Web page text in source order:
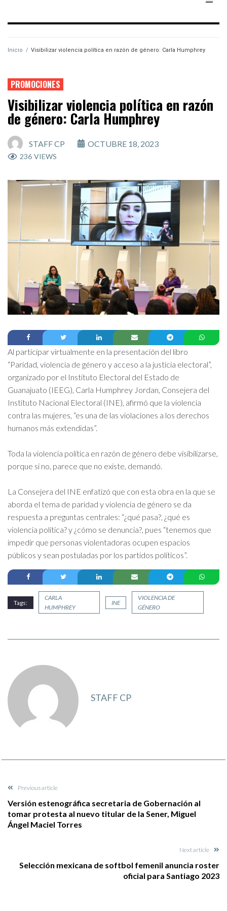
Inicio / Visibilizar violencia política en razón de género: Carla Humphrey
PROMOCIONES
Visibilizar violencia política en razón
de género: Carla Humphrey
STAFF CP OCTUBRE 18, 2023
236 VIEWS
Al participar virtualmente en la presentación del libro
“Paridad, violencia de género y acceso a la justicia electoral”,
organizado por el Instituto Electoral del Estado de
Guanajuato (IEEG), Carla Humphrey Jordan, Consejera del
Instituto Nacional Electoral (INE), afirmó que la violencia
contra las mujeres, “es una de las violaciones a los derechos
humanos más extendidas”.
Toda la violencia política en razón de género debe visibilizarse,
porque si no, parece que no existe, demandó.
La Consejera del INE enfatizó que con esta obra en la que se
aborda el tema de paridad y violencia de género se da
respuesta a preguntas centrales: “¿qué pasa?, ¿qué es
violencia política? y ¿cómo se denuncia?, pues “tenemos que
impedir que personas violentadoras ocupen espacios
públicos y sean postuladas por los partidos políticos”.
Tags:
CARLA
HUMPHREY
INE
VIOLENCIA DE
GÉNERO
STAFF CP
Previous article
Versión estenográfica secretaria de Gobernación al
tomar protesta al nuevo titular de la Sener, Miguel
Ángel Maciel Torres
Next article
Selección mexicana de softbol femenil anuncia roster
oficial para Santiago 2023